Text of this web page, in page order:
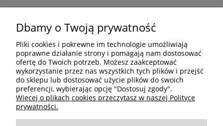
FOTO-TECHNIKA
80-119 Gdańsk, Polska
info@foto-technika.pl
+48 58 320 11 72
Pomoc
Dbamy o Twoją prywatność
Pliki cookies i pokrewne im technologie umożliwiają
poprawne działanie strony i pomagają nam dostosować
ofertę do Twoich potrzeb. Możesz zaakceptować
wykorzystanie przez nas wszystkich tych plików i przejść
do sklepu lub dostosować użycie plików do swoich
preferencji, wybierając opcję "Dostosuj zgody".
Więcej o plikach cookies przeczytasz w naszej Polityce
prywatności.